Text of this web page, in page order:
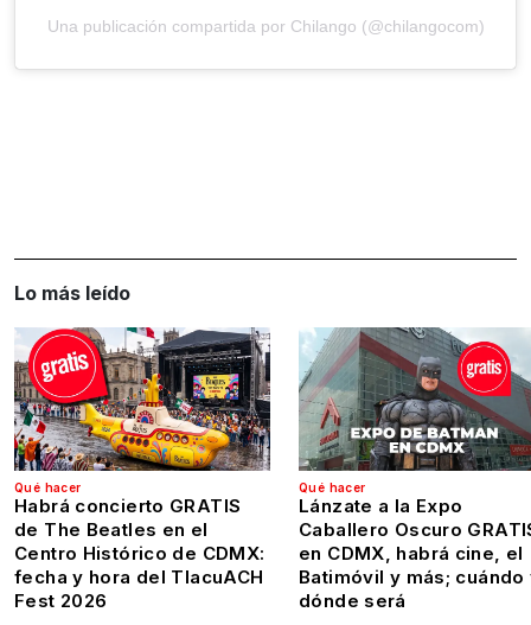
Una publicación compartida por Chilango (@chilangocom)
Lo más leído
Qué hacer
Habrá concierto GRATIS
de The Beatles en el
Centro Histórico de CDMX:
fecha y hora del TlacuACH
Fest 2026
Qué hacer
Lánzate a la Expo
Caballero Oscuro
en CDMX, habrá cine, el
Batimóvil y más; cuándo
dónde será